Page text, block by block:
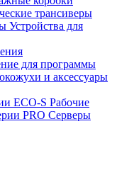
трансиверы
Устройства для
для программы
и аксессуары
ECO-S Рабочие
PRO Серверы